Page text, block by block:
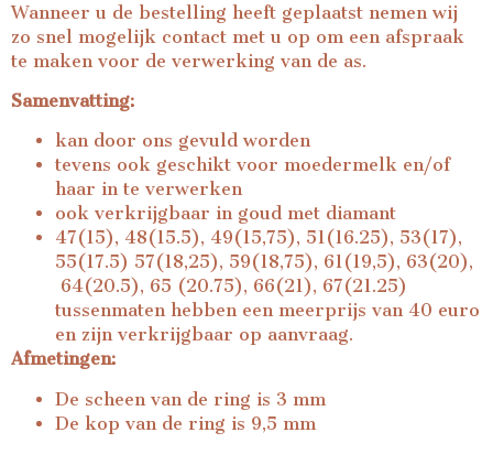
Wanneer u de bestelling heeft geplaatst nemen wij
zo snel mogelijk contact met u op om een afspraak
te maken voor de verwerking van de as.
Samenvatting:
kan door ons gevuld worden
tevens ook geschikt voor moedermelk en/of
haar in te verwerken
ook verkrijgbaar in goud met diamant
47(15), 48(15.5), 49(15,75), 51(16.25), 53(17),
55(17.5) 57(18,25), 59(18,75), 61(19,5), 63(20),
64(20.5), 65 (20.75), 66(21), 67(21.25)
tussenmaten hebben een meerprijs van 40 euro
en zijn verkrijgbaar op aanvraag.
Afmetingen:
De scheen van de ring is 3 mm
De kop van de ring is 9,5 mm